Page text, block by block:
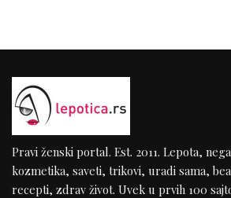
Pravi ženski portal. Est. 2011. Lepota,
kozmetika, saveti, trikovi, uradi sama,
recepti, zdrav život. Uvek u prvih 100